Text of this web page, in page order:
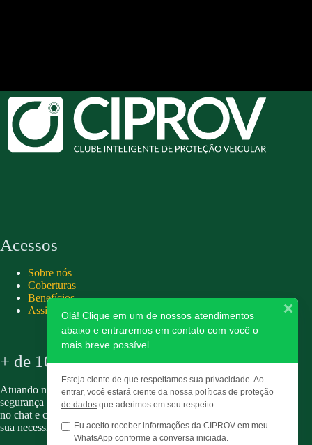
Acessos
Sobre nós
Coberturas
Benefícios
Assistência 24hs
+ de 10 anos
Atuando na Proteção Veicular fornecendo tranquilidade e
segurança para associados e parceiros. Entre em contato pelo
no chat e confira nossos planos personalizados, adaptados a
sua necessidade e ao seu perfil.
Olá! Clique em um de nossos atendimentos
abaixo e entraremos em contato com você o
mais breve possível.
Esteja ciente de que respeitamos sua privacidade. Ao
entrar, você estará ciente da nossa políticas de proteção
de dados que aderimos em seu respeito.
Eu aceito receber informações da CIPROV em meu
WhatsApp conforme a conversa iniciada.